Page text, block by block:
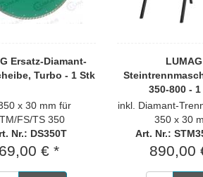
Ersatz-Diamant-
Turbo - 1 Stk
x 30 mm für
FS/TS 350
Nr.: DS350T
69,00 € *
LUMAG
350-800 -
inkl. Diamant-
350 x 30
Art. Nr.:
890,00